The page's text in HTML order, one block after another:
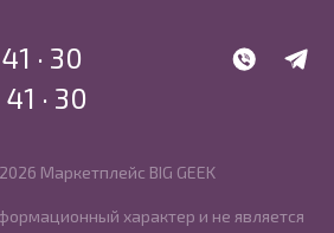
WhatsApp
· 30
· 30
Маркетплейс BIG GEEK
характер и не является